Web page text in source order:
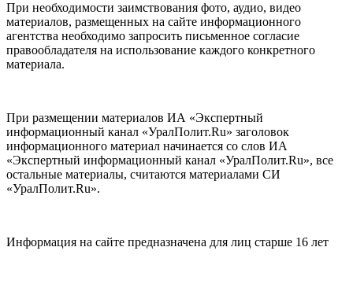
При необходимости заимствования фото, аудио, видео
материалов, размещенных на сайте информационного
агентства необходимо запросить письменное согласие
правообладателя на использование каждого конкретного
материала.
При размещении материалов ИА «Экспертный
информационный канал «УралПолит.Ru» заголовок
информационного материал начинается со слов ИА
«Экспертный информационный канал «УралПолит.Ru», все
остальные материалы, считаются материалами СИ
«УралПолит.Ru».
Информация на сайте предназначена для лиц старше 16 лет